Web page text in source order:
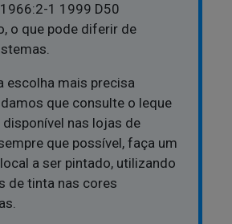
1 1999 D50
o que pode diferir de
escolha mais precisa
que consulte o leque
nas lojas de
que possível, faça um
a ser pintado, utilizando
de tinta nas cores